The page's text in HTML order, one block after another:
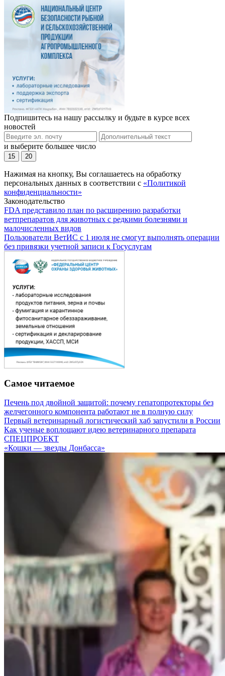
Подпишитесь на нашу рассылку и будьте в курсе всех
новостей
и выберите большее число
15 20
Нажимая на кнопку, Вы соглашаетесь на обработку
персональных данных в соответствии с «Политикой
конфиденциальности»
Законодательство
FDA представило план по расширению разработки
ветпрепаратов для животных с редкими болезнями и
малочисленных видов
Пользователи ВетИС с 1 июля не смогут выполнять операции
без привязки учетной записи к Госуслугам
Самое читаемое
Печень под двойной защитой: почему гепатопротекторы без
желчегонного компонента работают не в полную силу
Первый ветеринарный логистический хаб запустили в России
Как ученые воплощают идею ветеринарного препарата
СПЕЦПРОЕКТ
«Кошки — звезды Донбасса»